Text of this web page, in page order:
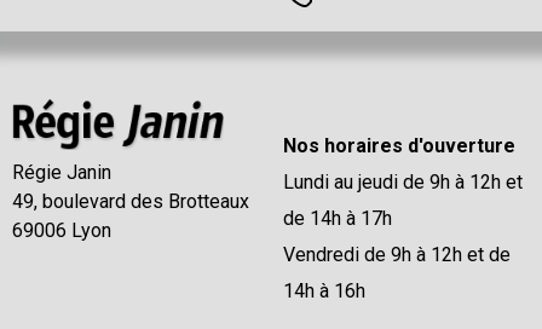
Régie Janin
49, boulevard des Brotteaux
69006 Lyon
Nos horaires d'ouverture
Lundi au jeudi de 9h à 12h et
de 14h à 17h
Vendredi de 9h à 12h et de
14h à 16h